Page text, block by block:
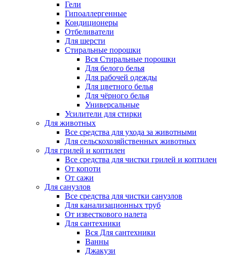
Гели
Гипоаллергенные
Кондиционеры
Отбеливатели
Для шерсти
Стиральные порошки
Вся Стиральные порошки
Для белого белья
Для рабочей одежды
Для цветного белья
Для чёрного белья
Универсальные
Усилители для стирки
Для животных
Все средства для ухода за животными
Для сельскохозяйственных животных
Для грилей и коптилен
Все средства для чистки грилей и коптилен
От копоти
От сажи
Для санузлов
Все средства для чистки санузлов
Для канализационных труб
От известкового налета
Для сантехники
Вся Для сантехники
Ванны
Джакузи